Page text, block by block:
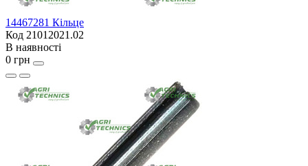
14467281 Кільце
Код 21012021.02
В наявності
0 грн